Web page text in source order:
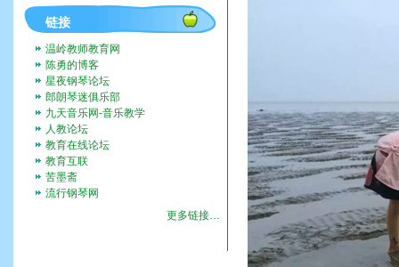
链接
温岭教师教育网
陈勇的博客
星夜钢琴论坛
郎朗琴迷俱乐部
九天音乐网-音乐教学
人教论坛
教育在线论坛
教育互联
苦墨斋
流行钢琴网
更多链接…